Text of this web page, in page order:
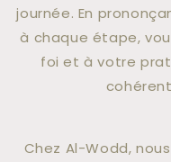
journée. En
à chaque étape,
foi et à votre
Chez Al-Wodd,